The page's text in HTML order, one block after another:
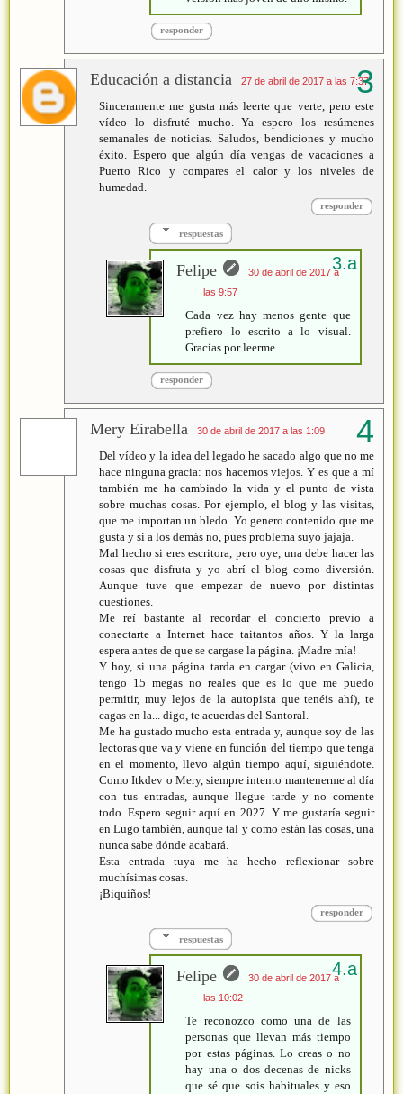
responder
Educación a distancia 27 de abril de 2017 a las 7:37
Sinceramente me gusta más leerte que verte, pero este
vídeo lo disfruté mucho. Ya espero los resúmenes
semanales de noticias. Saludos, bendiciones y mucho
éxito. Espero que algún día vengas de vacaciones a
Puerto Rico y compares el calor y los niveles de
humedad.
responder
respuestas
Felipe
30 de abril de 2017 a
las 9:57
Cada vez hay menos gente que
prefiero lo escrito a lo visual.
Gracias por leerme.
responder
Mery Eirabella 30 de abril de 2017 a las 1:09
Del vídeo y la idea del legado he sacado algo que no me
hace ninguna gracia: nos hacemos viejos. Y es que a mí
también me ha cambiado la vida y el punto de vista
sobre muchas cosas. Por ejemplo, el blog y las visitas,
que me importan un bledo. Yo genero contenido que me
gusta y si a los demás no, pues problema suyo jajaja.
Mal hecho si eres escritora, pero oye, una debe hacer las
cosas que disfruta y yo abrí el blog como diversión.
Aunque tuve que empezar de nuevo por distintas
cuestiones.
Me reí bastante al recordar el concierto previo a
conectarte a Internet hace taitantos años. Y la larga
espera antes de que se cargase la página. ¡Madre mía!
Y hoy, si una página tarda en cargar (vivo en Galicia,
tengo 15 megas no reales que es lo que me puedo
permitir, muy lejos de la autopista que tenéis ahí), te
cagas en la... digo, te acuerdas del Santoral.
Me ha gustado mucho esta entrada y, aunque soy de las
lectoras que va y viene en función del tiempo que tenga
en el momento, llevo algún tiempo aquí, siguiéndote.
Como Itkdev o Mery, siempre intento mantenerme al día
con tus entradas, aunque llegue tarde y no comente
todo. Espero seguir aquí en 2027. Y me gustaría seguir
en Lugo también, aunque tal y como están las cosas, una
nunca sabe dónde acabará.
Esta entrada tuya me ha hecho reflexionar sobre
muchísimas cosas.
¡Biquiños!
responder
respuestas
Felipe
30 de abril de 2017 a
las 10:02
Te reconozco como una de las
personas que llevan más tiempo
por estas páginas. Lo creas o no
hay una o dos decenas de nicks
que sé que sois habituales y eso